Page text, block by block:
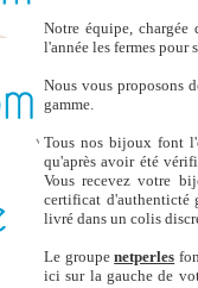
Notre équipe,
l'année les fermes pour
Nous vous proposons
gamme.
Tous nos bijoux font
qu'après avoir été
Vous recevez votre
certificat d'authenticté
livré dans un colis
Le groupenetperles
ici sur la gauche de